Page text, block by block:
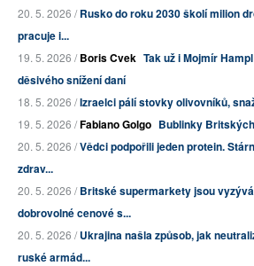
20. 5. 2026 /Rusko do roku 2030 školí milion
pracuje i...
19. 5. 2026 /Boris Cvek Tak už i Mojmír
děsivého snížení daní
18. 5. 2026 /Izraelci pálí stovky olivovníků,
19. 5. 2026 /Fabiano Golgo Bublinky
20. 5. 2026 /Vědci podpořili jeden protein.
zdrav...
20. 5. 2026 /Britské supermarkety jsou
dobrovolné cenové s...
20. 5. 2026 /Ukrajina našla způsob, jak
ruské armád...